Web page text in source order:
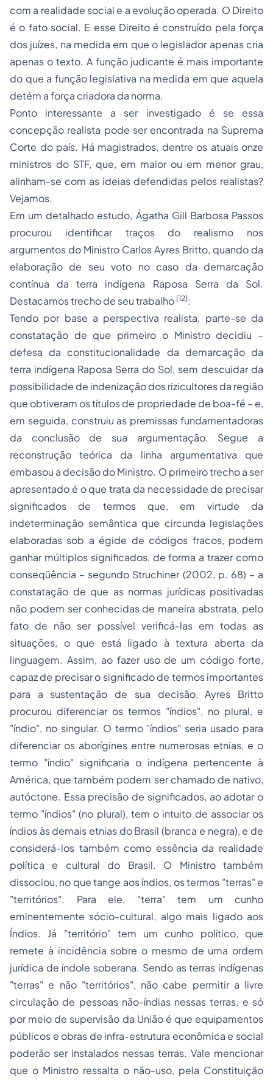
com a realidade social e a evolução operada. O Direito
é o fato social. E esse Direito é construído pela força
dos juízes, na medida em que o legislador apenas cria
apenas o texto. A função judicante é mais importante
do que a função legislativa na medida em que aquela
detém a força criadora da norma.
Ponto interessante a ser investigado é se essa
concepção realista pode ser encontrada na Suprema
Corte do país. Há magistrados, dentre os atuais onze
ministros do STF, que, em maior ou em menor grau,
alinham-se com as ideias defendidas pelos realistas?
Vejamos.
Em um detalhado estudo, Ágatha Gill Barbosa Passos
procurou identificar traços do realismo nos
argumentos do Ministro Carlos Ayres Britto, quando da
elaboração de seu voto no caso da demarcação
contínua da terra indígena Raposa Serra da Sol.
Destacamos trecho de seu trabalho [12]:
Tendo por base a perspectiva realista, parte-se da
constatação de que primeiro o Ministro decidiu –
defesa da constitucionalidade da demarcação da
terra indígena Raposa Serra do Sol, sem descuidar da
possibilidade de indenização dos rizicultores da região
que obtiveram os títulos de propriedade de boa-fé – e,
em seguida, construiu as premissas fundamentadoras
da conclusão de sua argumentação. Segue a
reconstrução teórica da linha argumentativa que
embasou a decisão do Ministro. O primeiro trecho a ser
apresentado é o que trata da necessidade de precisar
significados de termos que, em virtude da
indeterminação semântica que circunda legislações
elaboradas sob a égide de códigos fracos, podem
ganhar múltiplos significados, de forma a trazer como
conseqüência – segundo Struchiner (2002, p. 68) – a
constatação de que as normas jurídicas positivadas
não podem ser conhecidas de maneira abstrata, pelo
fato de não ser possível verificá-las em todas as
situações, o que está ligado à textura aberta da
linguagem. Assim, ao fazer uso de um código forte,
capaz de precisar o significado de termos importantes
para a sustentação de sua decisão, Ayres Britto
procurou diferenciar os termos "índios", no plural, e
"índio", no singular. O termo "índios" seria usado para
diferenciar os aborígines entre numerosas etnias, e o
termo "índio" significaria o indígena pertencente à
América, que também podem ser chamado de nativo,
autóctone. Essa precisão de significados, ao adotar o
termo "índios" (no plural), tem o intuito de associar os
índios às demais etnias do Brasil (branca e negra), e de
considerá-los também como essência da realidade
política e cultural do Brasil. O Ministro também
dissociou, no que tange aos índios, os termos "terras" e
"territórios". Para ele, "terra" tem um cunho
eminentemente sócio-cultural, algo mais ligado aos
Índios. Já "território" tem um cunho político, que
remete à incidência sobre o mesmo de uma ordem
jurídica de índole soberana. Sendo as terras indígenas
"terras" e não "territórios", não cabe permitir a livre
circulação de pessoas não-índias nessas terras, e só
por meio de supervisão da União é que equipamentos
públicos e obras de infra-estrutura econômica e social
poderão ser instalados nessas terras. Vale mencionar
que o Ministro ressalta o não-uso, pela Constituição